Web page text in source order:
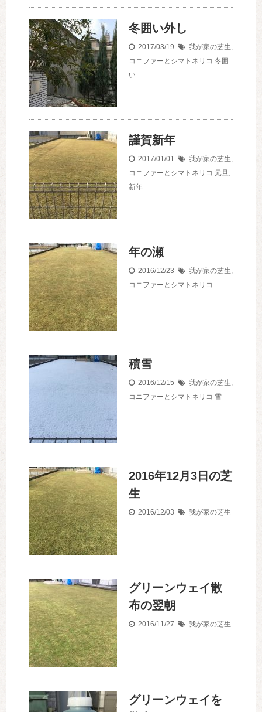
冬囲い外し
2017/03/19 我が家の芝生,
コニファーとシマトネリコ 冬囲
い
謹賀新年
2017/01/01 我が家の芝生,
コニファーとシマトネリコ 元旦,
新年
年の瀬
2016/12/23 我が家の芝生,
コニファーとシマトネリコ
積雪
2016/12/15 我が家の芝生,
コニファーとシマトネリコ 雪
2016年12月3日の芝
生
2016/12/03 我が家の芝生
グリーンウェイ散
布の翌朝
2016/11/27 我が家の芝生
グリーンウェイを